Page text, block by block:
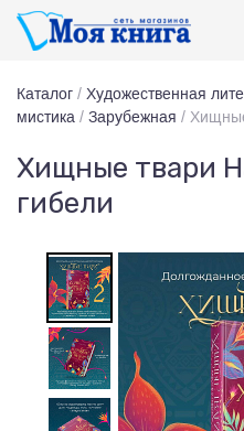
Каталог / Художественная
мистика / Зарубежная /
Хищные твари
гибели